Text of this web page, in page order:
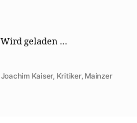
Wird geladen …
Joachim Kaiser, Kritiker, Mainzer